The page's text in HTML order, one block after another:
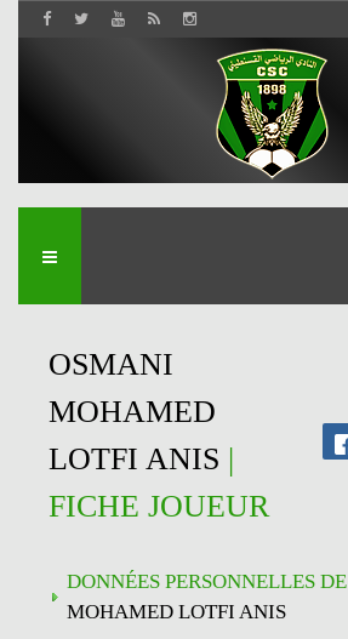
OSMANI
MOHAMED
LOTFI ANIS |
FICHE JOUEUR
DONNÉES PERSONNELLES DE
MOHAMED LOTFI ANIS